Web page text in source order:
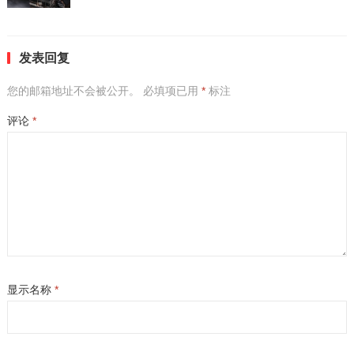
发表回复
您的邮箱地址不会被公开。 必填项已用 *标注
评论 *
显示名称 *